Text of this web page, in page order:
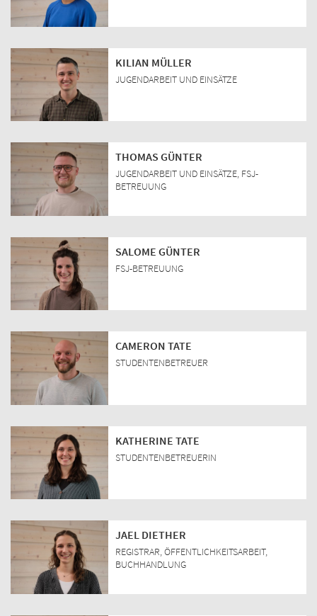
KILIAN MÜLLER
JUGENDARBEIT UND EINSÄTZE
THOMAS GÜNTER
JUGENDARBEIT UND EINSÄTZE, FSJ-
BETREUUNG
SALOME GÜNTER
FSJ-BETREUUNG
CAMERON TATE
STUDENTENBETREUER
KATHERINE TATE
STUDENTENBETREUERIN
JAEL DIETHER
REGISTRAR, ÖFFENTLICHKEITSARBEIT,
BUCHHANDLUNG